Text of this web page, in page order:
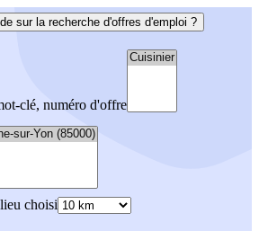
sur la recherche d'offres d'emploi ?
clé, numéro d'offre
choisi